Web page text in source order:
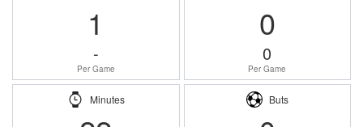
1
-
Per Game
0
0
Per Game
Minutes Buts